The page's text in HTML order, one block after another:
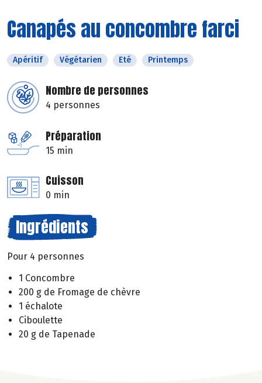
Canapés au concombre farci
Apéritif Végétarien Eté Printemps
Nombre de personnes
4 personnes
Préparation
15 min
Cuisson
0 min
Ingrédients
Pour 4 personnes
1 Concombre
200 g de Fromage de chèvre
1 échalote
Ciboulette
20 g de Tapenade